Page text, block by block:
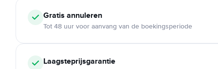
Gratis annuleren
Tot 48 uur voor aanvang van de boekingsperiode
Laagsteprijsgarantie